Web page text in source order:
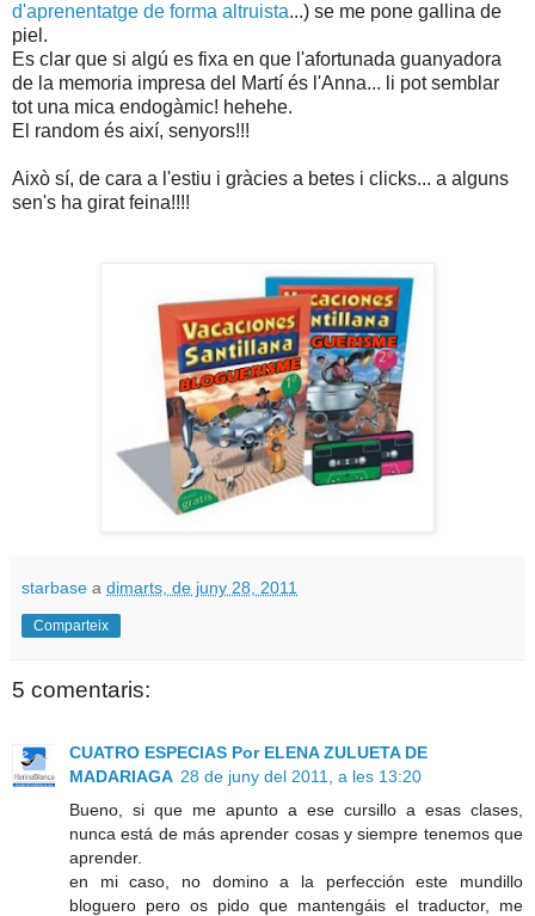
d'aprenentatge de forma altruista...) se me pone gallina de
piel.
Es clar que si algú es fixa en que l'afortunada guanyadora
de la memoria impresa del Martí és l'Anna... li pot semblar
tot una mica endogàmic! hehehe.
El random és així, senyors!!!
Això sí, de cara a l'estiu i gràcies a betes i clicks... a alguns
sen's ha girat feina!!!!
starbase a dimarts, de juny 28, 2011
Comparteix
5 comentaris:
CUATRO ESPECIAS Por ELENA ZULUETA DE
MADARIAGA 28 de juny del 2011, a les 13:20
Bueno, si que me apunto a ese cursillo a esas clases,
nunca está de más aprender cosas y siempre tenemos que
aprender.
en mi caso, no domino a la perfección este mundillo
bloguero pero os pido que mantengáis el traductor, me